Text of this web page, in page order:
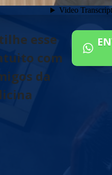
esse
com
da